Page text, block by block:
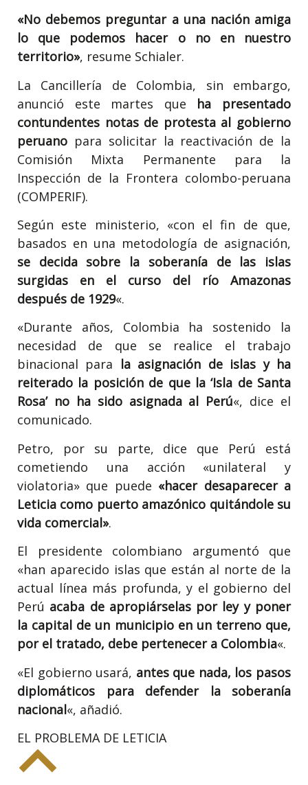
«No debemos preguntar a una nación amiga
lo que podemos hacer o no en nuestro
territorio», resume Schialer.
La Cancillería de Colombia, sin embargo,
anunció este martes que ha presentado
contundentes notas de protesta al gobierno
peruano para solicitar la reactivación de la
Comisión Mixta Permanente para la
Inspección de la Frontera colombo-peruana
(COMPERIF).
Según este ministerio, «con el fin de que,
basados en una metodología de asignación,
se decida sobre la soberanía de las islas
surgidas en el curso del río Amazonas
después de 1929«.
«Durante años, Colombia ha sostenido la
necesidad de que se realice el trabajo
binacional para la asignación de islas y ha
reiterado la posición de que la ‘Isla de Santa
Rosa’ no ha sido asignada al Perú«, dice el
comunicado.
Petro, por su parte, dice que Perú está
cometiendo una acción «unilateral y
violatoria» que puede «hacer desaparecer a
Leticia como puerto amazónico quitándole su
vida comercial».
El presidente colombiano argumentó que
«han aparecido islas que están al norte de la
actual línea más profunda, y el gobierno del
Perú acaba de apropiárselas por ley y poner
la capital de un municipio en un terreno que,
por el tratado, debe pertenecer a Colombia«.
«El gobierno usará, antes que nada, los pasos
diplomáticos para defender la soberanía
nacional«, añadió.
EL PROBLEMA DE LETICIA